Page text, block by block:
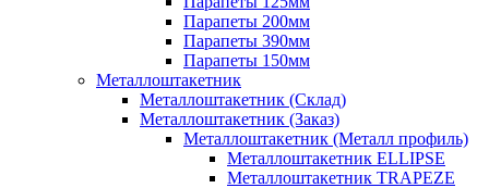
Парапеты 200мм
Парапеты 390мм
Парапеты 150мм
Металлоштакетник
Металлоштакетник (Склад)
Металлоштакетник (Заказ)
Металлоштакетник (Металл профиль)
Металлоштакетник ELLIPSE
Металлоштакетник TRAPEZE